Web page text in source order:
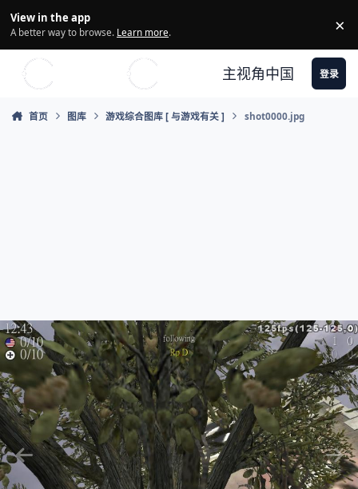
View in the app
A better way to browse. Learn more. ×
主视角中国 登录
首页 图库 游戏综合图库 [ 与游戏有关 ] shot0000.jpg